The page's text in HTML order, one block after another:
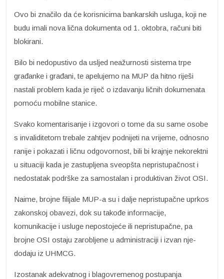
Ovo bi značilo da će korisnicima bankarskih usluga, koji ne
budu imali nova lična dokumenta od 1. oktobra, računi biti
blokirani.
Bilo bi nedopustivo da usljed neažurnosti sistema trpe
građanke i građani, te apelujemo na MUP da hitno riješi
nastali problem kada je riječ o izdavanju ličnih dokumenata
pomoću mobilne stanice.
Svako komentarisanje i izgovori o tome da su same osobe
s invaliditetom trebale zahtjev podnijeti na vrijeme, odnosno
ranije i pokazati i ličnu odgovornost, bili bi krajnje nekorektni
u situaciji kada je zastupljena sveopšta nepristupačnost i
nedostatak podrške za samostalan i produktivan život OSI.
Naime, brojne filijale MUP-a su i dalje nepristupačne uprkos
zakonskoj obavezi, dok su takođe informacije,
komunikacije i usluge nepostojeće ili nepristupačne, pa
brojne OSI ostaju zarobljene u administraciji i izvan nje-
dodaju iz UHMCG.
Izostanak adekvatnog i blagovremenog postupanja